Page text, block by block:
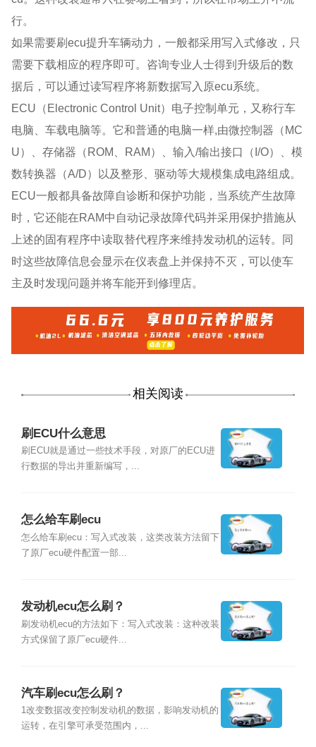
行。
如果需要刷ecu提升车辆动力，一般都采用写入式修改，只
需要下载相应的程序即可。咨询专业人士得到升级后的数
据后，可以通过读写程序将新数据写入原ecu系统。
ECU（Electronic Control Unit）电子控制单元，又称行车
电脑、车载电脑等。它和普通的电脑一样,由微控制器（MC
U）、存储器（ROM、RAM）、输入/输出接口（I/O）、模
数转换器（A/D）以及整形、驱动等大规模集成电路组成。
ECU一般都具备故障自诊断和保护功能，当系统产生故障
时，它还能在RAM中自动记录故障代码并采用保护措施从
上述的固有程序中读取替代程序来维持发动机的运转。同
时这些故障信息会显示在仪表盘上并保持不灭，可以使车
主及时发现问题并将车能开到修理店。
相关阅读
刷ECU什么意思
刷ECU就是通过一些技术手段，对原厂的ECU进
行数据的导出并重新编写，...
怎么给车刷ecu
怎么给车刷ecu：写入式改装，这类改装方法留下
了原厂ecu硬件配置一部...
发动机ecu怎么刷？
刷发动机ecu的方法如下：写入式改装：这种改装
方式保留了原厂ecu硬件...
汽车刷ecu怎么刷？
1改变数据改变控制发动机的数据，影响发动机的
运转，在引擎可承受范围内，...